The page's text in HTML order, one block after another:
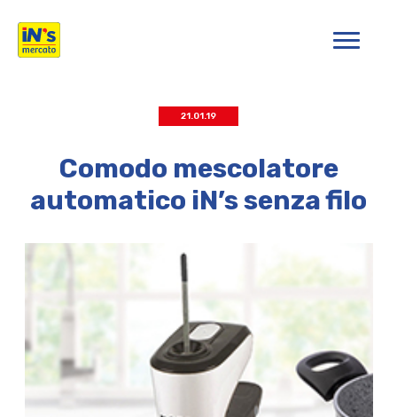
iN's Mercato
21.01.19
Comodo mescolatore
automatico iN’s senza filo